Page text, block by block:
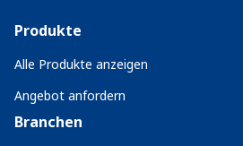
Produkte
Alle Produkte anzeigen
Angebot anfordern
Branchen